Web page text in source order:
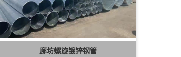
廊坊螺旋镀锌钢管